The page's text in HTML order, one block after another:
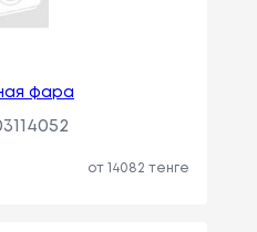
фара
от 14082 тенге